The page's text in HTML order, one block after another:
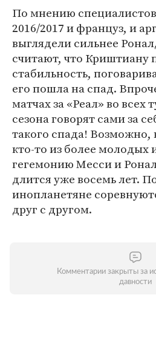
По мнению
2016/2017 и француз, и
выглядели сильнее
считают, что Криштиану
стабильность,
его пошла на спад.
матчах за «Реал» во всех
сезона говорят сами за
такого спада!
кто-то из более молодых
гегемонию Месси и
длится уже восемь лет.
инопланетяне
друг с другом.
Комментарии закрыты за
давности